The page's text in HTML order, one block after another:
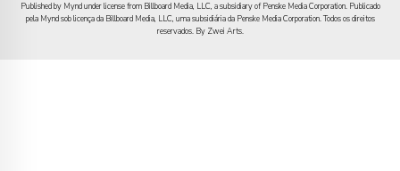
Published by Mynd under license from Billboard Media, LLC, a subsidiary of Penske Media Corporation. Publicado
pela Mynd sob licença da Billboard Media, LLC, uma subsidiária da Penske Media Corporation. Todos os direitos
reservados. By Zwei Arts.